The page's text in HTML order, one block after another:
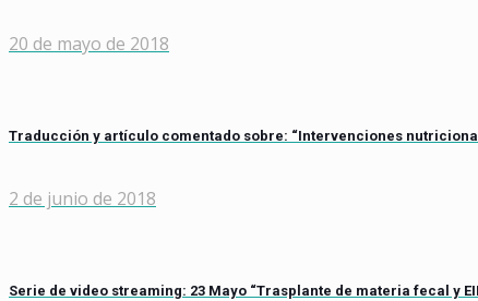
20 de mayo de 2018
Traducción y artículo comentado sobre: “Intervenciones
2 de junio de 2018
Serie de video streaming: 23 Mayo “Trasplante de materia fecal y